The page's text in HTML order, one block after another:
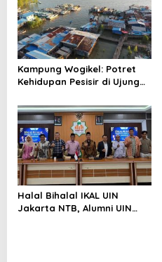
Kampung Wogikel: Potret
Kehidupan Pesisir di Ujung
Bertahan di Tengah
Keterbatasan
Halal Bihalal IKAL UIN
Jakarta NTB, Alumni UIN